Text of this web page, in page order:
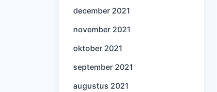
december 2021
november 2021
oktober 2021
september 2021
augustus 2021